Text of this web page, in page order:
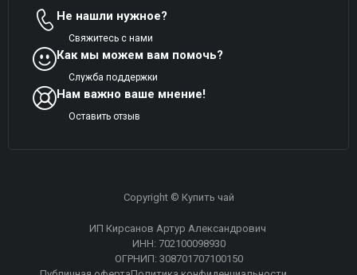
Не нашли нужное?
Свяжитесь с нами
Как мы можем вам помочь?
Служба поддержки
Нам важно ваше мнение!
Оставить отзыв
Copyright © Купить чай
ИП Кирсанов Артур Александрович
ИНН: 702100098930
ОГРНИП: 308701707100150